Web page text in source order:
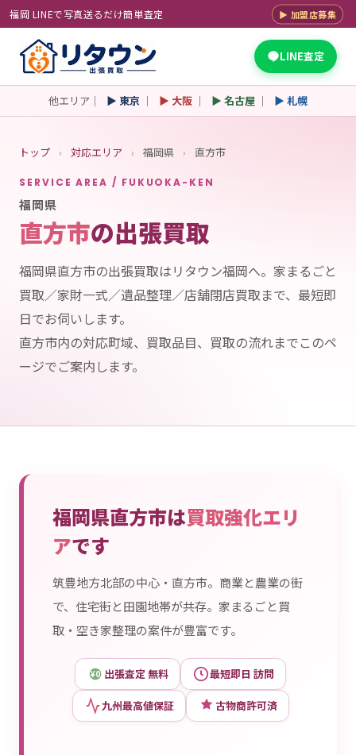
福岡 LINEで写真送るだけ簡単査定 ▶ 加盟店募集
LINE査定
他エリア｜ ▶ 東京 ｜ ▶ 大阪 ｜ ▶ 名古屋 ｜ ▶ 札幌
トップ › 対応エリア › 福岡県 › 直方市
SERVICE AREA / FUKUOKA-KEN
福岡県
直方市の出張買取
福岡県直方市の出張買取はリタウン福岡へ。家まるごと
買取／家財一式／遺品整理／店舗閉店買取まで、最短即
日でお伺いします。
直方市内の対応町域、買取品目、買取の流れまでこのペ
ージでご案内します。
福岡県直方市は買取強化エリ
アです
筑豊地方北部の中心・直方市。商業と農業の街
で、住宅街と田園地帯が共存。家まるごと買
取・空き家整理の案件が豊富です。
¥0 出張査定 無料 最短即日 訪問
九州最高値保証 古物商許可済